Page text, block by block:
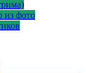
из фото